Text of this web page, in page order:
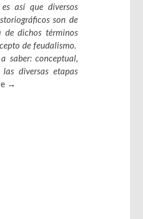
así que diversos
son de
de dichos términos
de feudalismo.
saber: conceptual,
diversas etapas
Una mirada desde la historia
→